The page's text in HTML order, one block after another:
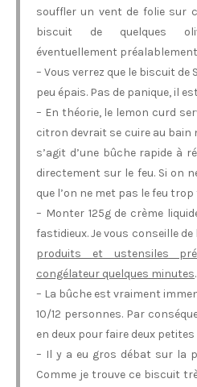
souffler un vent de folie sur
biscuit de quelques
éventuellement
– Vous verrez que le biscuit
peu épais. Pas de panique, il
– En théorie, le lemon curd
citron devrait se cuire au bain
s’agit d’une bûche rapide à
directement sur le feu. Si on
que l’on ne met pas le feu
– Monter 125g de crème
fastidieux. Je vous conseille
produits et ustensiles
congélateur quelques minutes.
– La bûche est vraiment
10/12 personnes. Par
en deux pour faire deux
– Il y a eu gros débat sur la
Comme je trouve ce biscuit